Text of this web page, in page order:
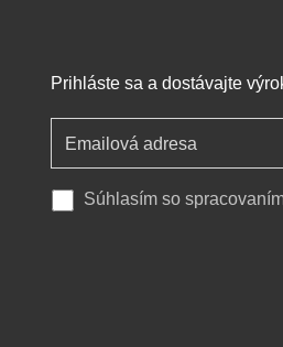
Prihláste sa a dostávajte
Súhlasím so